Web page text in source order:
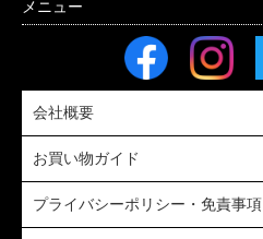
会社概要
お買い物ガイド
プライバシーポリシー・免責事項